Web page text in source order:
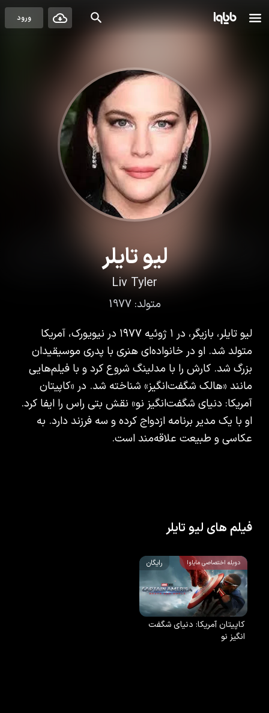
ورود
لیو تایلر
Liv Tyler
متولد:1977
لیو تایلر، بازیگر، در ۱ ژوئیه ۱۹۷۷ در نیویورک، آمریکا
متولد شد. او در خانواده‌ای هنری با پدری موسیقیدان
بزرگ شد. کارش را با مدلینگ شروع کرد و با فیلم‌هایی
مانند «هالک شگفت‌انگیز» شناخته شد. در «کاپیتان
آمریکا: دنیای شگفت‌انگیز نو» نقش بتی راس را ایفا کرد.
او با یک مدیر برنامه ازدواج کرده و سه فرزند دارد. به
عکاسی و طبیعت علاقه‌مند است.
فیلم های لیو تایلر
دوبله اختصاصی مایاوا رایگان
کاپیتان آمریکا: دنیای شگفت
انگیز نو